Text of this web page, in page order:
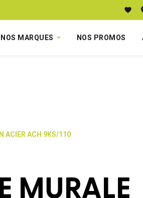
NOS MARQUES NOS PROMOS
ACIER ACH 9KS/110
MURALE